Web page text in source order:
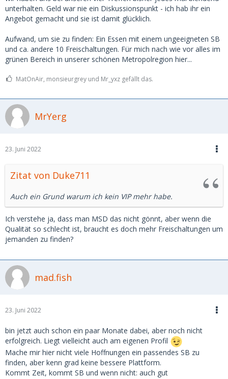
unterhalten. Geld war nie ein Diskussionspunkt - ich hab ihr ein
Angebot gemacht und sie ist damit glücklich.
Aufwand, um sie zu finden: Ein Essen mit einem ungeeigneten SB
und ca. andere 10 Freischaltungen. Für mich nach wie vor alles im
grünen Bereich in unserer schönen Metropolregion hier...
MatOnAir, monsieurgrey und Mr_yxz gefällt das.
MrYerg
23. Juni 2022
Zitat von Duke711
Auch ein Grund warum ich kein VIP mehr habe.
Ich verstehe ja, dass man MSD das nicht gönnt, aber wenn die
Qualität so schlecht ist, braucht es doch mehr Freischaltungen um
jemanden zu finden?
mad.fish
23. Juni 2022
bin jetzt auch schon ein paar Monate dabei, aber noch nicht
erfolgreich. Liegt vielleicht auch am eigenen Profil
Mache mir hier nicht viele Hoffnungen ein passendes SB zu
finden, aber kenn grad keine bessere Plattform.
Kommt Zeit, kommt SB und wenn nicht: auch gut